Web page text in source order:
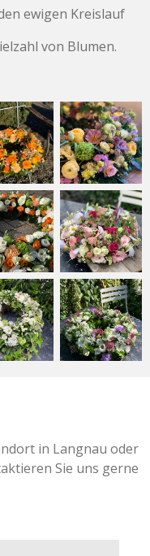
ewigen Kreislauf
von Blumen.
in Langnau oder
Sie uns gerne